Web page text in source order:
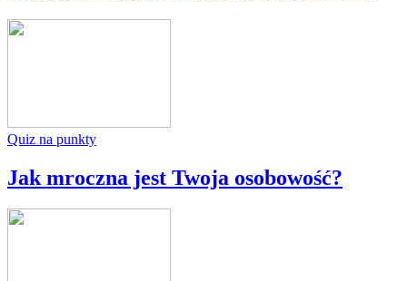
Quiz na punkty
Jak mroczna jest Twoja osobowość?